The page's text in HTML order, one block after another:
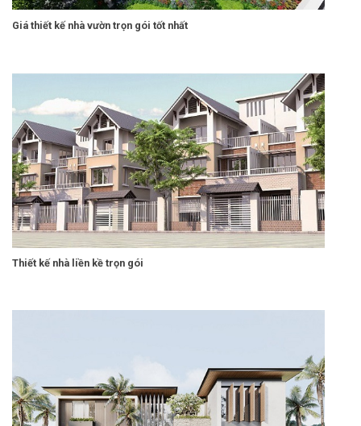
Giá thiết kế nhà vườn trọn gói tốt nhất
Thiết kế nhà liền kề trọn gói